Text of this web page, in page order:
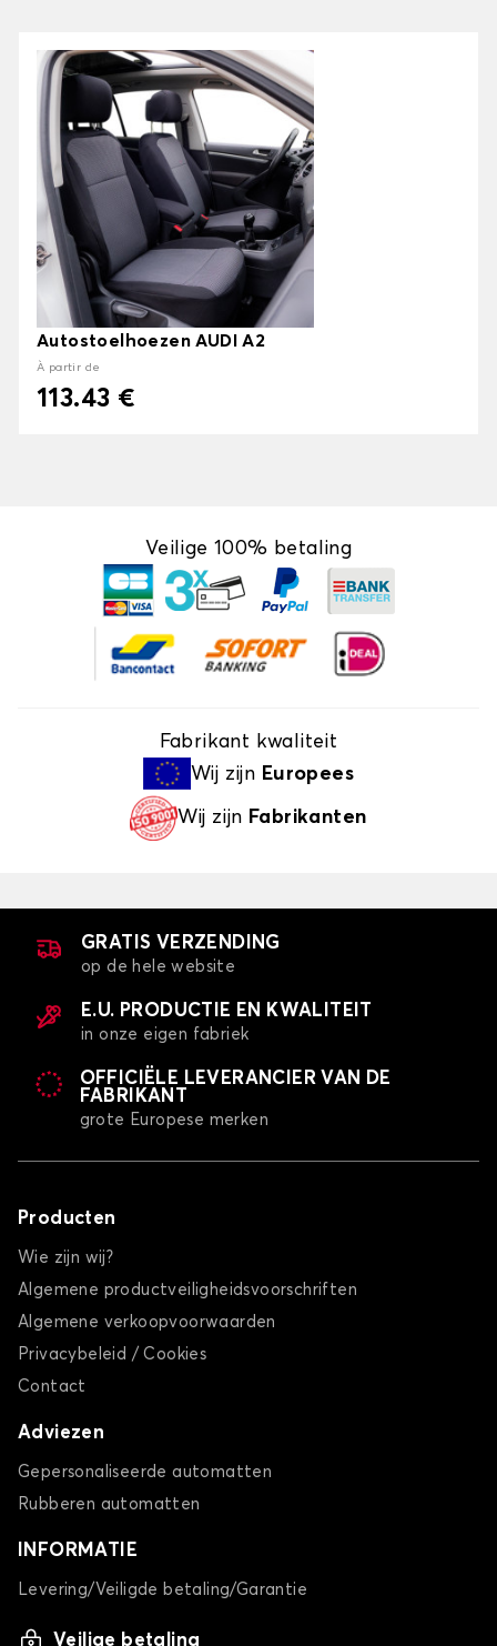
Autostoelhoezen AUDI A2
À partir de
113.43 €
Veilige 100% betaling
Fabrikant kwaliteit
Wij zijn Europees
Wij zijn Fabrikanten
GRATIS VERZENDING
op de hele website
E.U. PRODUCTIE EN KWALITEIT
in onze eigen fabriek
OFFICIËLE LEVERANCIER VAN DE
FABRIKANT
grote Europese merken
Producten
Wie zijn wij?
Algemene productveiligheidsvoorschriften
Algemene verkoopvoorwaarden
Privacybeleid / Cookies
Contact
Adviezen
Gepersonaliseerde automatten
Rubberen automatten
INFORMATIE
Levering/Veiligde betaling/Garantie
Veilige betaling